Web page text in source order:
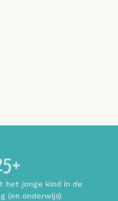
het jonge kind in de
(en onderwijs)